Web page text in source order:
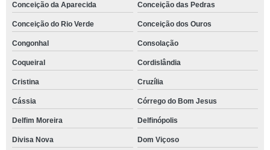
Conceição da Aparecida Conceição das Pedras
Conceição do Rio Verde Conceição dos Ouros
Congonhal Consolação
Coqueiral Cordislândia
Cristina Cruzília
Cássia Córrego do Bom Jesus
Delfim Moreira Delfinópolis
Divisa Nova Dom Viçoso